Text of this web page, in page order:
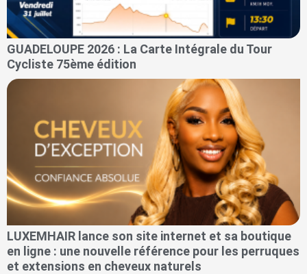
GUADELOUPE 2026 : La Carte Intégrale du Tour
Cycliste 75ème édition
LUXEMHAIR lance son site internet et sa boutique
en ligne : une nouvelle référence pour les perruques
et extensions en cheveux naturels